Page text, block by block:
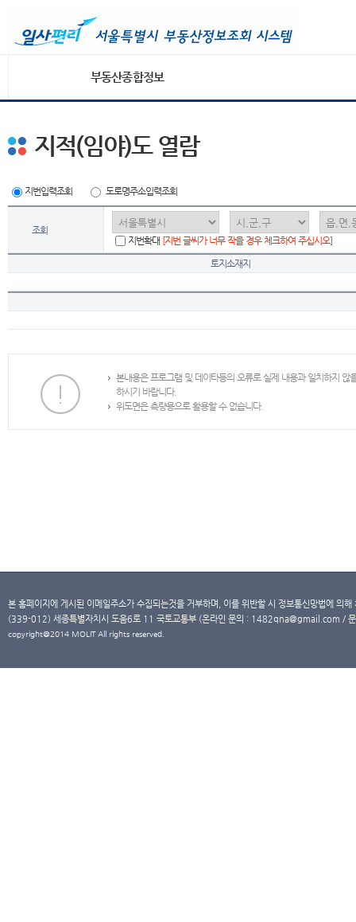
부동산종합정보
지적(임야)도 열람
지번입력조회 도로명주소입력조회
조회
지번확대 [지번 글씨가 너무 작을 경우 체크하여 주십시오]
토지소재지
본내용은 프로그램 및 데이타등의 오류로 실제 내용과 일치하지
하시기 바랍니다.
위도면은 측량용으로 활용할 수 없습니다.
본 홈페이지에 게시된 이메일주소가 수집되는것을 거부하며, 이를 위반할 시 정보통신망법에 의
(339-012) 세종특별자치시 도움6로 11 국토교통부 (온라인 문의 : 1482qna@gmail.com /
copyright@2014 MOLIT All rights reserved.